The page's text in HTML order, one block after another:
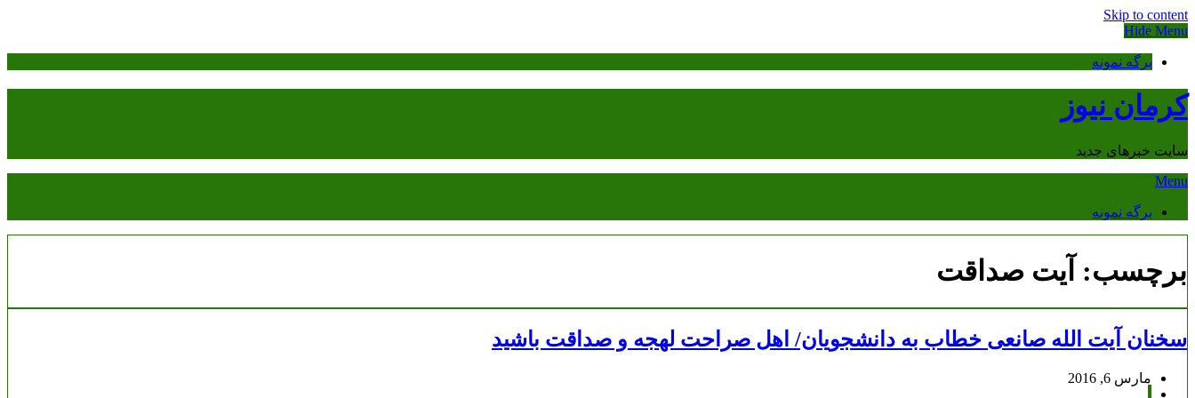
Skip to content
Hide Menu
برگه نمونه
کرمان نیوز
سایت خبرهای جدید
Menu
برگه نمونه
برچسب: آیت صداقت
سخنان آیت الله صانعی خطاب به دانشجویان/ اهل صراحت لهجه و صداقت باشید
مارس 6, 2016